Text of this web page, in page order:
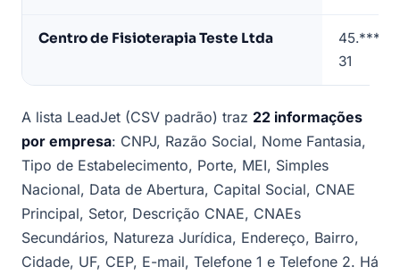
Centro de Fisioterapia Teste Ltda
31
A lista LeadJet (CSV padrão) traz 22 informações
por empresa: CNPJ, Razão Social, Nome Fantasia,
Tipo de Estabelecimento, Porte, MEI, Simples
Nacional, Data de Abertura, Capital Social, CNAE
Principal, Setor, Descrição CNAE, CNAEs
Secundários, Natureza Jurídica, Endereço, Bairro,
Cidade, UF, CEP, E-mail, Telefone 1 e Telefone 2. Há